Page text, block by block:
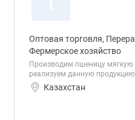
Оптовая торговля,
Фермерское хозяйство
Производим пшеницу мягкую
реализуем данную
Казахстан